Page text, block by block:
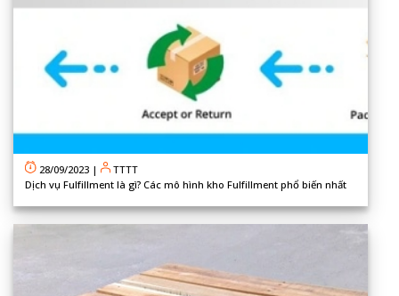
28/09/2023 |
TTTT
Dịch vụ Fulfillment là gì? Các mô hình kho Fulfillment phổ biến nhất